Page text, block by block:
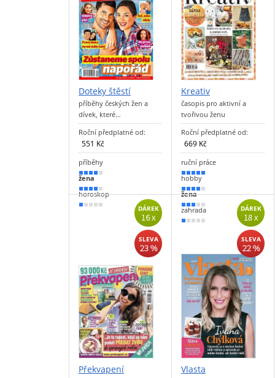
Doteky štěstí
příběhy českých žen a
dívek, které…
Roční předplatné od:
551 Kč
příběhy
80 %
žena
70 %
horoskop
20 %
Kreativ
časopis pro aktivní a
tvořivou ženu
Roční předplatné od:
669 Kč
ruční práce
90 %
hobby
80 %
žena
60 %
zahrada
20 %
DÁREK
16 x
SLEVA
23 %
Překvapení
DÁREK
18 x
SLEVA
22 %
Vlasta